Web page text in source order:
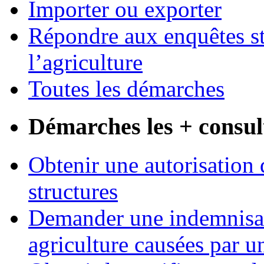
Importer ou exporter
Répondre aux enquêtes
l’agriculture
Toutes les démarches
Démarches les +
Obtenir une autorisation
structures
Demander une
agriculture causées par